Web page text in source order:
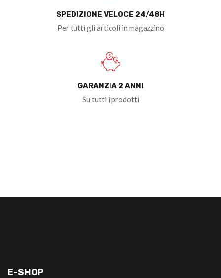
SPEDIZIONE VELOCE 24/48H
Per tutti gli articoli in magazzino
GARANZIA 2 ANNI
Su tutti i prodotti
E-SHOP